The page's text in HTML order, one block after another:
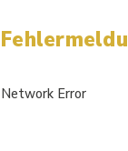
Network Error